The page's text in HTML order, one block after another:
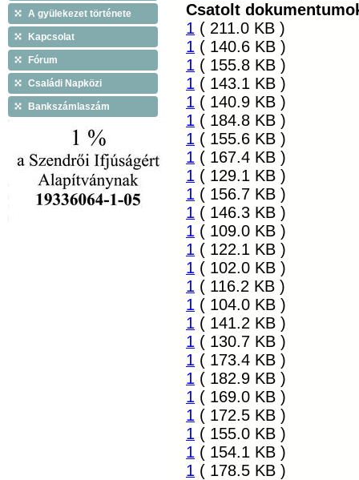
A gyülekezet története
Kapcsolat
Fórum
Családi Napközi
Bankszámlaszám
Csatolt
1 ( 211.0 KB )
1 ( 140.6 KB )
1 ( 155.8 KB )
1 ( 143.1 KB )
1 ( 140.9 KB )
1 ( 184.8 KB )
1 ( 155.6 KB )
1 ( 167.4 KB )
1 ( 129.1 KB )
1 ( 156.7 KB )
1 ( 146.3 KB )
1 ( 109.0 KB )
1 ( 122.1 KB )
1 ( 102.0 KB )
1 ( 116.2 KB )
1 ( 104.0 KB )
1 ( 141.2 KB )
1 ( 130.7 KB )
1 ( 173.4 KB )
1 ( 182.9 KB )
1 ( 169.0 KB )
1 ( 172.5 KB )
1 ( 155.0 KB )
1 ( 154.1 KB )
1 ( 178.5 KB )